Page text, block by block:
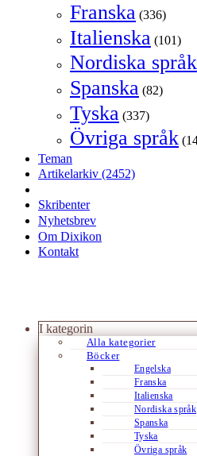
Franska (336)
Italienska (101)
Nordiska språk
Spanska (82)
Tyska (337)
Övriga språk
Teman
Artikelarkiv (2452)
Skribenter
Nyhetsbrev
Om Dixikon
Kontakt
I kategorin
Alla kategorier
Böcker
Engelska
Franska
Italienska
Nordiska språk
Spanska
Tyska
Övriga språk